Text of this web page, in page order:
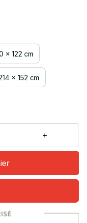
x 122 cm
x 152 cm